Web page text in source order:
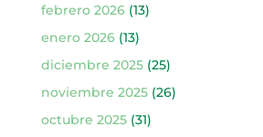
febrero 2026(13)
enero 2026(13)
diciembre 2025(25)
noviembre 2025(26)
octubre 2025(31)